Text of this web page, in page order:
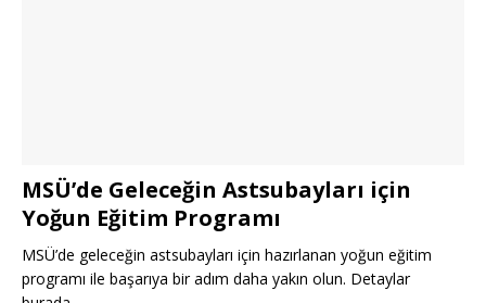
MSÜ’de Geleceğin Astsubayları için
Yoğun Eğitim Programı
MSÜ’de geleceğin astsubayları için hazırlanan yoğun eğitim
programı ile başarıya bir adım daha yakın olun. Detaylar